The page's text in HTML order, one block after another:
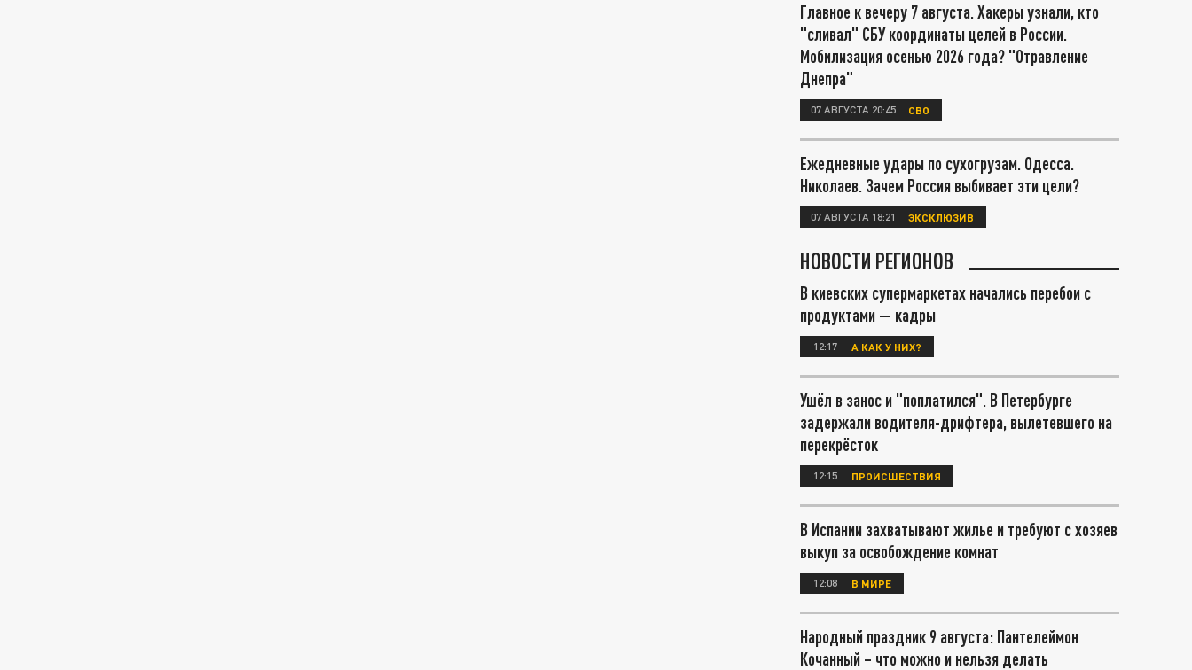
Главное к вечеру 7 августа. Хакеры узнали, кто
"сливал" СБУ координаты целей в России.
Мобилизация осенью 2026 года? "Отравление
Днепра"
07 АВГУСТА 20:45 СВО
Ежедневные удары по сухогрузам. Одесса.
Николаев. Зачем Россия выбивает эти цели?
07 АВГУСТА 18:21 ЭКСКЛЮЗИВ
НОВОСТИ РЕГИОНОВ
В киевских супермаркетах начались перебои с
продуктами — кадры
12:17 А КАК У НИХ?
Ушёл в занос и "поплатился". В Петербурге
задержали водителя-дрифтера, вылетевшего на
перекрёсток
12:15 ПРОИСШЕСТВИЯ
В Испании захватывают жилье и требуют с хозяев
выкуп за освобождение комнат
12:08 В МИРЕ
Народный праздник 9 августа: Пантелеймон
Кочанный – что можно и нельзя делать